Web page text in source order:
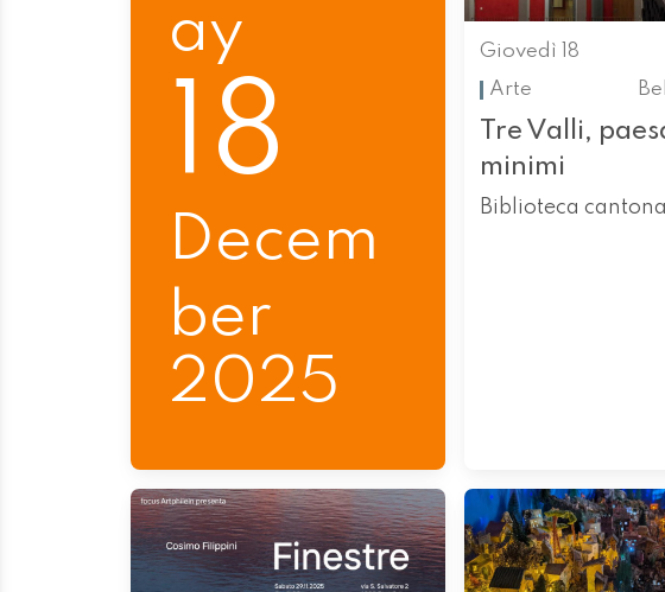
ay
18
Decem
ber
2025
Giovedì 18
Arte
Tre Valli,
minimi
Biblioteca